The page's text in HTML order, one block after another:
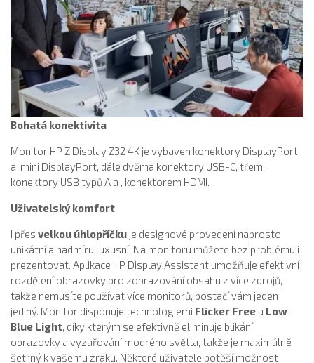
Bohatá konektivita
Monitor HP Z Display Z32 4K je vybaven konektory DisplayPort
a mini DisplayPort, dále dvěma konektory USB-C, třemi
konektory USB typů A a , konektorem HDMI.
Uživatelský komfort
I přes velkou úhlopříčku je designové provedení naprosto
unikátní a nadmíru luxusní. Na monitoru můžete bez problému i
prezentovat. Aplikace HP Display Assistant umožňuje efektivní
rozdělení obrazovky pro zobrazování obsahu z více zdrojů,
takže nemusíte používat více monitorů, postačí vám jeden
jediný. Monitor disponuje technologiemi Flicker Free a Low
Blue Light, díky kterým se efektivně eliminuje blikání
obrazovky a vyzařování modrého světla, takže je maximálně
šetrný k vašemu zraku. Některé uživatele potěší možnost